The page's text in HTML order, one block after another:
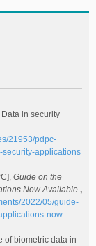
in security
21953/pdpc-
applications
Guide on the
Now Available ,
2022/05/guide-
now-
of biometric data in